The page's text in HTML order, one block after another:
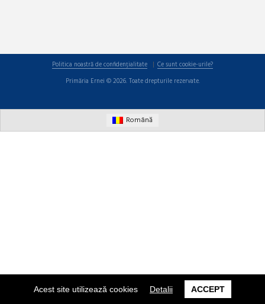
Acest site utilizează cookies Detalii ACCEPT
Politica noastră de confidențialitate
Ce sunt cookie-urile?
Primăria Ernei © 2026. Toate drepturile rezervate.
Română